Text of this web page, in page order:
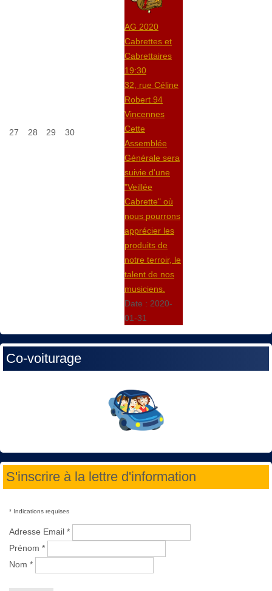
27 28 29 30
AG 2020
Cabrettes et
Cabrettaires
19:30
32, rue Céline
Robert 94
Vincennes
Cette
Assemblée
Générale sera
suivie d'une
"Veillée
Cabrette" où
nous pourrons
apprécier les
produits de
notre terroir, le
talent de nos
musiciens.
Date : 2020-
01-31
Co-voiturage
S'inscrire à la lettre d'information
* Indications requises
Adresse Email *
Prénom *
Nom *